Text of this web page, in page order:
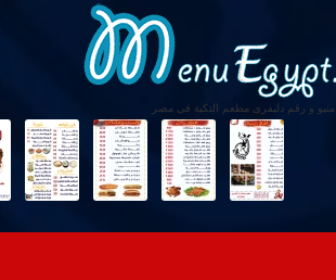
منيو و رقم دليفرى مطعم التكية فى مصر